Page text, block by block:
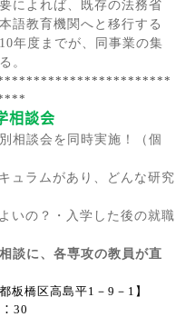
によれば、既存の法務省
語教育機関へと移行する
10年度までが、同事業の集
。
相談会
相談会を同時実施！（個
ュラムがあり、どんな研究
いの？・入学した後の就職
談に、各専攻の教員が直
板橋区高島平1 － 9 － 1 】
： 30